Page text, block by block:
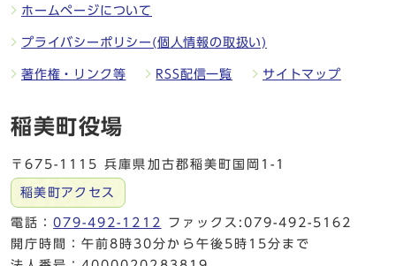
ホームページについて
プライバシーポリシー(個人情報の取扱い)
著作権・リンク等 RSS配信一覧 サイトマップ
稲美町役場
〒675-1115 兵庫県加古郡稲美町国岡1-1
稲美町アクセス
電話：079-492-1212
ファックス:079-492-5162
開庁時間：午前8時30分から午後5時15分まで